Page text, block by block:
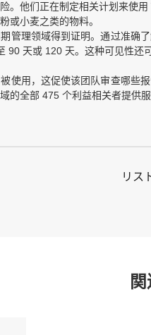
。他们正在制定相关计划来使
或小麦之类的物料。
管理领域得到证明。通过准确
天或 120 天。这种可见性还
使用，这促使该团队审查哪些
的全部 475 个利益相关者提供服
リス